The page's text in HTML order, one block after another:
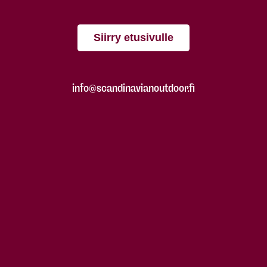
Siirry etusivulle
info@scandinavianoutdoor.fi